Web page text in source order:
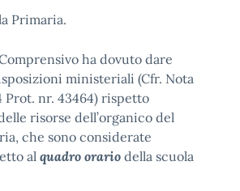
Primaria.
ha dovuto dare
ministeriali (Cfr. Nota
nr. 43464) rispetto
risorse dell’organico del
che sono considerate
al quadro orario della scuola